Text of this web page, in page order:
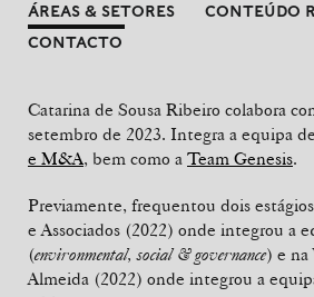
ÁREAS & SETORES
CONTEÚDO
CONTACTO
Catarina de Sousa Ribeiro colabora
setembro de 2023. Integra a equipa de
e M&A, bem como a Team Genesis.
Previamente, frequentou dois
e Associados (2022) onde integrou a
(environmental, social & governance) e na
Almeida (2022) onde integrou a